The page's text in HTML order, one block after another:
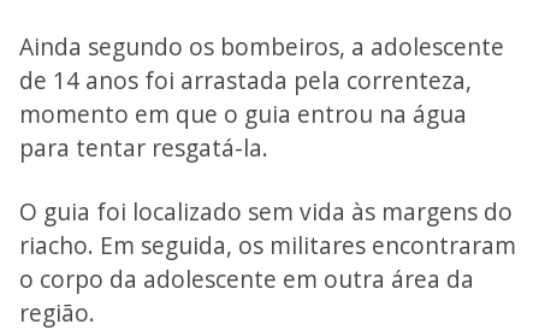
Ainda segundo os bombeiros, a adolescente
de 14 anos foi arrastada pela correnteza,
momento em que o guia entrou na água
para tentar resgatá-la.
O guia foi localizado sem vida às margens do
riacho. Em seguida, os militares encontraram
o corpo da adolescente em outra área da
região.